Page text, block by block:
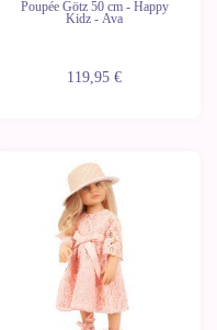
Poupée Götz 50 cm - Happy
Kidz - Ava
119,95 €